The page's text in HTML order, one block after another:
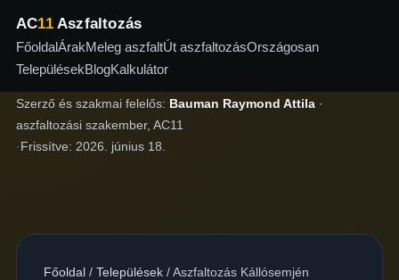
AC11Aszfaltozás
FőoldalÁrakMeleg aszfaltÚt aszfaltozásOrszágosan
TelepülésekBlogKalkulátor
Szerző és szakmai felelős: Bauman Raymond Attila·
aszfaltozási szakember, AC11
·Frissítve: 2026. június 18.
Főoldal/ Települések/Aszfaltozás Kállósemjén